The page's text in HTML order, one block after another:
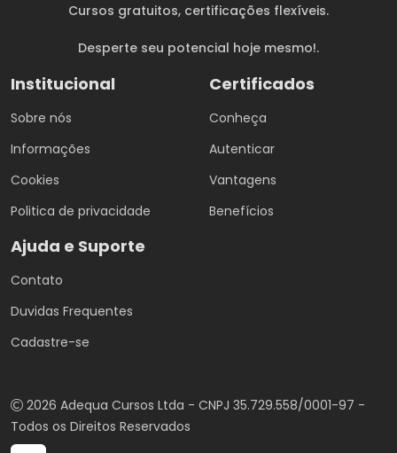
Cursos gratuitos, certificações flexíveis.
Desperte seu potencial hoje mesmo!.
Institucional
Sobre nós
Informações
Cookies
Politica de privacidade
Certificados
Conheça
Autenticar
Vantagens
Benefícios
Ajuda e Suporte
Contato
Duvidas Frequentes
Cadastre-se
2026 Adequa Cursos Ltda - CNPJ 35.729.558/0001-97 -
Todos os Direitos Reservados